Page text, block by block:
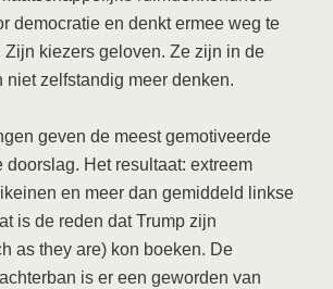
democratie en denkt ermee weg te
Zijn kiezers geloven. Ze zijn in de
niet zelfstandig meer denken.
geven de meest gemotiveerde
doorslag. Het resultaat: extreem
en meer dan gemiddeld linkse
is de reden dat Trump zijn
as they are) kon boeken. De
is er een geworden van